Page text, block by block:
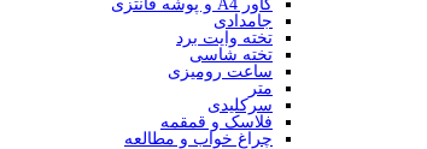
کاور A4 و پوشه فانتزی
جامدادی
تخته وایت برد
تخته شاسی
ساعت رومیزی
متر
سرکلیدی
فلاسک و قمقمه
چراغ خواب و مطالعه